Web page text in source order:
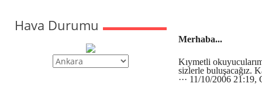
Hava Durumu
Merhaba...
Kıymetli
sizlerle buluşacağız.
··· 11/10/2006